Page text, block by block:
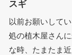
スギ
以前お願いして
処の植木屋さん
な時、たまたま